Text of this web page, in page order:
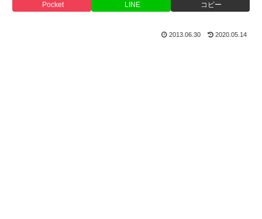
Pocket LINE コピー
2013.06.30 2020.05.14